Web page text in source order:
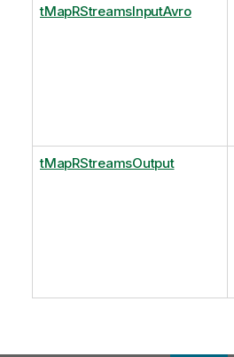
tMapRStreamsInputAvro
tMapRStreamsOutput